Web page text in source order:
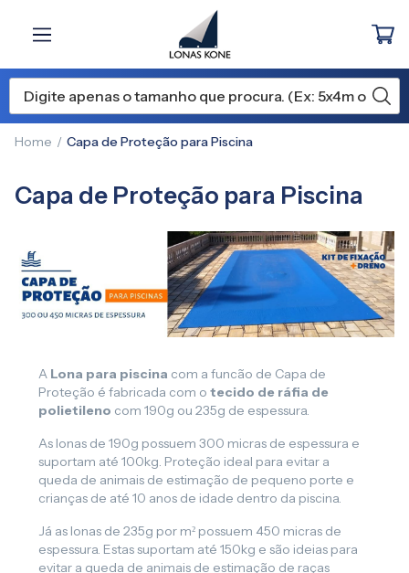
Home Capa de Proteção para Piscina
Capa de Proteção para Piscina
A Lona para piscina com a funcão de Capa de
Proteção é fabricada com o tecido de ráfia de
polietileno com 190g ou 235g de espessura.
As lonas de 190g possuem 300 micras de espessura e
suportam até 100kg. Proteção ideal para evitar a
queda de animais de estimação de pequeno porte e
crianças de até 10 anos de idade dentro da piscina.
Já as lonas de 235g por m² possuem 450 micras de
espessura. Estas suportam até 150kg e são ideias para
evitar a queda de animais de estimação de raças